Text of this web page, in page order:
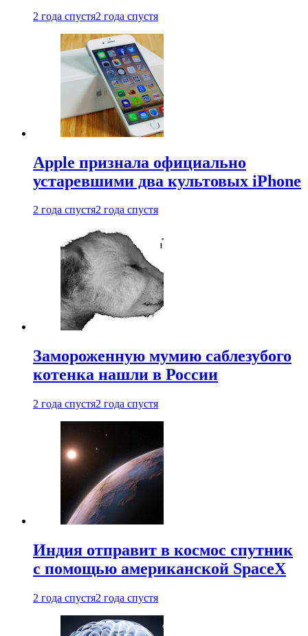
2 года спустя2 года спустя
Apple признала официально
устаревшими два культовых iPhone
2 года спустя2 года спустя
Замороженную мумию саблезубого
котенка нашли в России
2 года спустя2 года спустя
Индия отправит в космос спутник
с помощью американской SpaceX
2 года спустя2 года спустя